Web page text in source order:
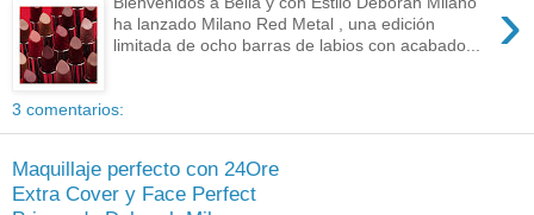
›
ha lanzado Milano Red Metal , una edición
limitada de ocho barras de labios con acabado...
3 comentarios:
Maquillaje perfecto con 24Ore
Extra Cover y Face Perfect